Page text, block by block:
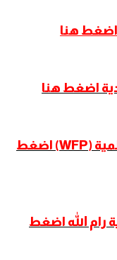
اضغط هنا
اضغط هنا
التسجيل في منظمة الأغذية العالمية (WFP) اضغط
رام الله اضغط